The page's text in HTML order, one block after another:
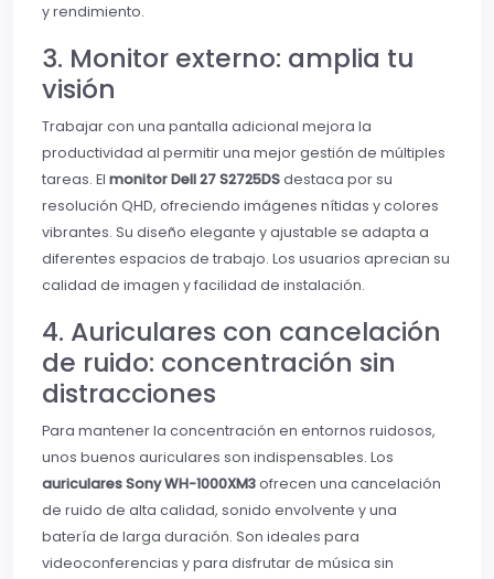
y rendimiento.
3. Monitor externo: amplia tu
visión
Trabajar con una pantalla adicional mejora la
productividad al permitir una mejor gestión de múltiples
tareas. El monitor Dell 27 S2725DSdestaca por su
resolución QHD, ofreciendo imágenes nítidas y colores
vibrantes. Su diseño elegante y ajustable se adapta a
diferentes espacios de trabajo. Los usuarios aprecian su
calidad de imagen y facilidad de instalación.
4. Auriculares con cancelación
de ruido: concentración sin
distracciones
Para mantener la concentración en entornos ruidosos,
unos buenos auriculares son indispensables. Los
auriculares Sony WH-1000XM3ofrecen una cancelación
de ruido de alta calidad, sonido envolvente y una
batería de larga duración. Son ideales para
videoconferencias y para disfrutar de música sin